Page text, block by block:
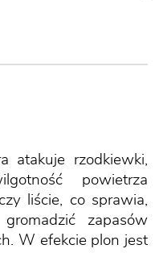
atakuje rzodkiewki,
powietrza
liście, co sprawia,
zapasów
W efekcie plon jest